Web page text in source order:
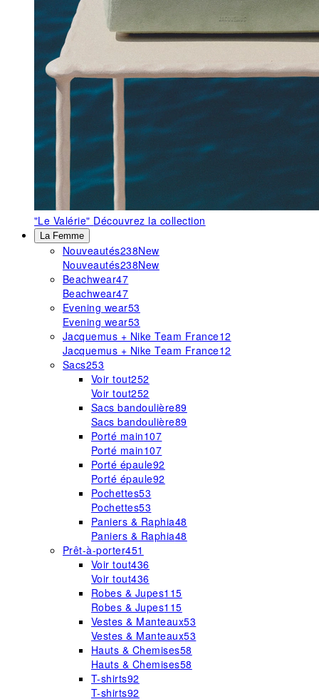
"Le Valérie" Découvrez la collection
La Femme
Nouveautés238New
Nouveautés238New
Beachwear47
Beachwear47
Evening wear53
Evening wear53
Jacquemus + Nike Team France12
Jacquemus + Nike Team France12
Sacs253
Voir tout252
Voir tout252
Sacs bandoulière89
Sacs bandoulière89
Porté main107
Porté main107
Porté épaule92
Porté épaule92
Pochettes53
Pochettes53
Paniers & Raphia48
Paniers & Raphia48
Prêt-à-porter451
Voir tout436
Voir tout436
Robes & Jupes115
Robes & Jupes115
Vestes & Manteaux53
Vestes & Manteaux53
Hauts & Chemises58
Hauts & Chemises58
T-shirts92
T-shirts92